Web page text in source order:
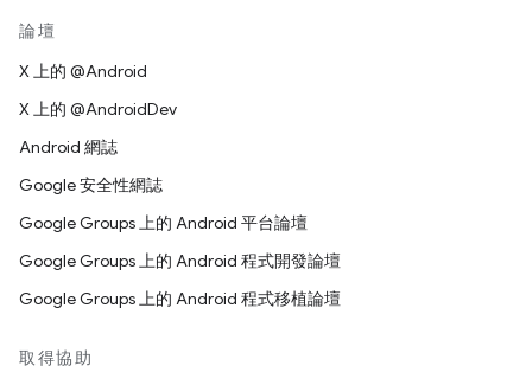
論壇
X 上的 @Android
X 上的 @AndroidDev
Android 網誌
Google 安全性網誌
Google Groups 上的 Android 平台論壇
Google Groups 上的 Android 程式開發論壇
Google Groups 上的 Android 程式移植論壇
取得協助